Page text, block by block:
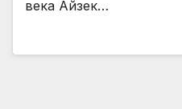
века Айзек…